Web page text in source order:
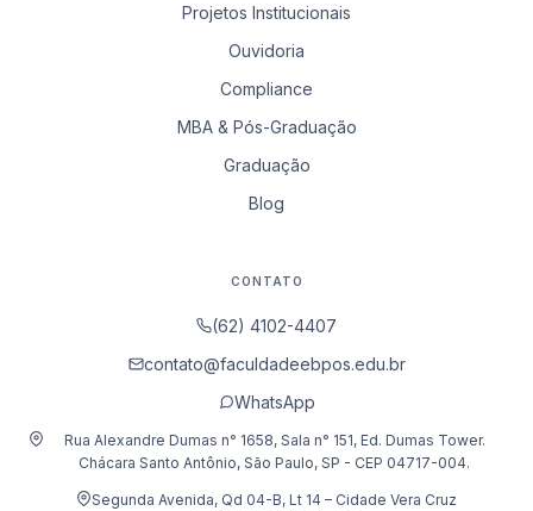
Projetos Institucionais
Ouvidoria
Compliance
MBA & Pós-Graduação
Graduação
Blog
CONTATO
(62) 4102-4407
contato@faculdadeebpos.edu.br
WhatsApp
Rua Alexandre Dumas n° 1658, Sala n° 151, Ed. Dumas Tower.
Chácara Santo Antônio, São Paulo, SP - CEP 04717-004.
Segunda Avenida, Qd 04-B, Lt 14 – Cidade Vera Cruz